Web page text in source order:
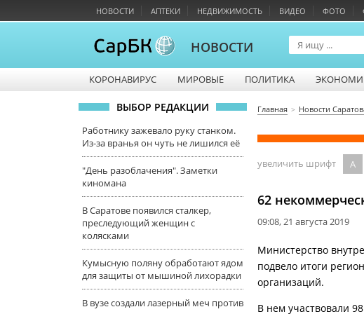
НОВОСТИ АПТЕКИ НЕДВИЖИМОСТЬ ВИДЕО ФОТО
НОВОСТИ
КОРОНАВИРУС
МИРОВЫЕ ПОЛИТИКА
ВЫБОР РЕДАКЦИИ
Работнику зажевало руку станком.
Из-за вранья он чуть не лишился её
"День разоблачения". Заметки
киномана
В Саратове появился сталкер,
преследующий женщин с
колясками
Кумысную поляну обработают ядом
для защиты от мышиной лихорадки
В вузе создали лазерный меч против
Главная Новости
увеличить шрифт A
62
09:08, 21 августа 2019
Министерство
подвело итоги
организаций.
В нем участвовали